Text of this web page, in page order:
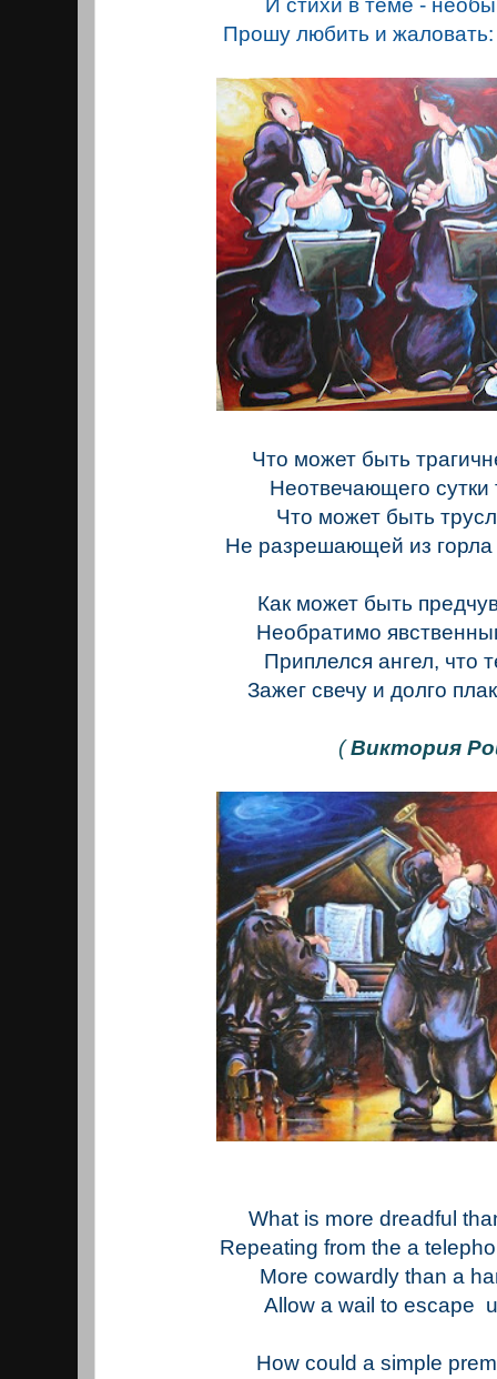
И стихи в теме -
Прошу любить и
Что может быть
Неотвечающего
Что может быть
Не разрешающей из горла
Как может быть
Необратимо
Приплелся ангел, что
Зажег свечу и долго
(Виктория
What is more dreadful
Repeating from the a
More cowardly than a
Allow a wail to escape
How could a simple